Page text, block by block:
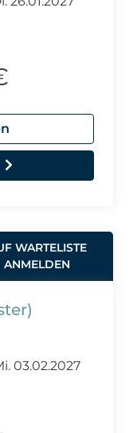
WARTELISTE
ANMELDEN
03.02.2027